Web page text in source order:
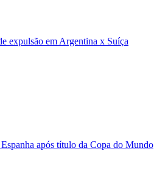
expulsão em Argentina x Suíça
após título da Copa do Mundo